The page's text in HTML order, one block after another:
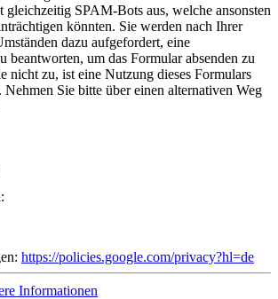
gleichzeitig SPAM-Bots aus, welche ansonsten
könnten. Sie werden nach Ihrer
dazu aufgefordert, eine
beantworten, um das Formular absenden zu
nicht zu, ist eine Nutzung dieses Formulars
Sie bitte über einen alternativen Weg
https://policies.google.com/privacy?hl=de
Informationen